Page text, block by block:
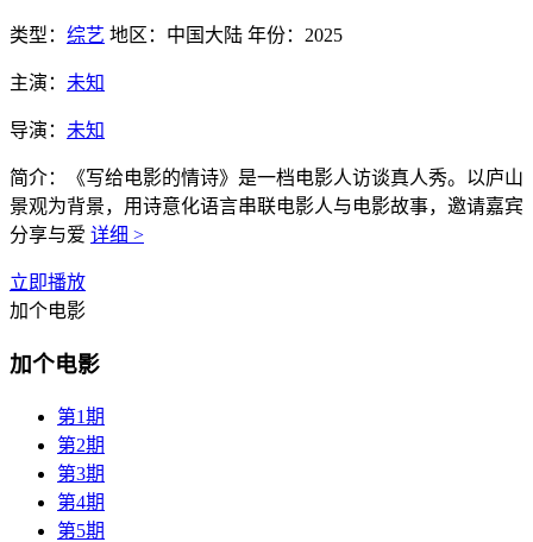
类型： 综艺 地区： 中国大陆 年份： 2025
主演： 未知
导演： 未知
简介：
《写给电影的情诗》是一档电影人访谈真人秀。以庐山
景观为背景，用诗意化语言串联电影人与电影故事，邀请嘉宾
分享与爱 详细 >
立即播放
加个电影
加个电影
第1期
第2期
第3期
第4期
第5期